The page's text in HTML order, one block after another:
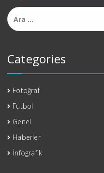
Arama:
Categories
Fotoğraf
Futbol
Genel
Haberler
İnfografik